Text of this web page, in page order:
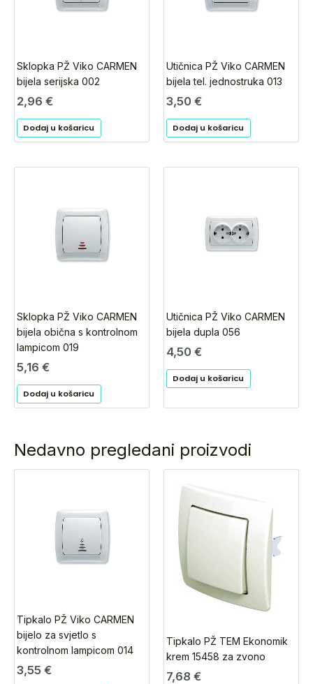
Sklopka PŽ Viko CARMEN
bijela serijska 002
2,96 €
Dodaj u košaricu
Utičnica PŽ Viko CARMEN
bijela tel. jednostruka 013
3,50 €
Dodaj u košaricu
Sklopka PŽ Viko CARMEN
bijela obična s kontrolnom
lampicom 019
5,16 €
Dodaj u košaricu
Utičnica PŽ Viko CARMEN
bijela dupla 056
4,50 €
Dodaj u košaricu
Nedavno pregledani proizvodi
Tipkalo PŽ Viko CARMEN
bijelo za svjetlo s
kontrolnom lampicom 014
3,55 €
Tipkalo PŽ TEM Ekonomik
krem 15458 za zvono
7,68 €